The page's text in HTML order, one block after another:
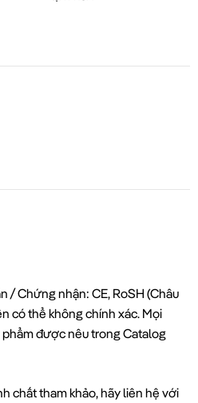
/ Chứng nhận: CE, RoSH (Châu
có thể không chính xác. Mọi
được nêu trong Catalog
chất tham khảo, hãy liên hệ với